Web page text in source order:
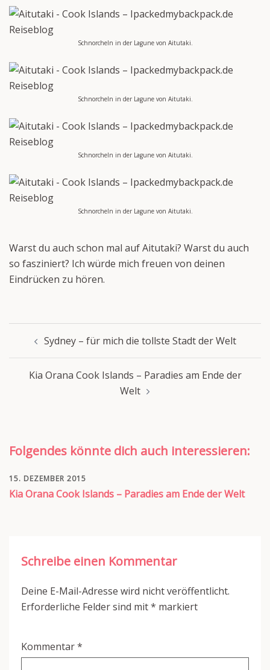
Schnorcheln in der Lagune von Aitutaki.
Schnorcheln in der Lagune von Aitutaki.
Schnorcheln in der Lagune von Aitutaki.
Schnorcheln in der Lagune von Aitutaki.
Warst du auch schon mal auf Aitutaki? Warst du auch
so fasziniert? Ich würde mich freuen von deinen
Eindrücken zu hören.
Beitragsnavigation
Sydney – für mich die tollste Stadt der Welt
Kia Orana Cook Islands – Paradies am Ende der
Welt
Folgendes könnte dich auch interessieren:
15. DEZEMBER 2015
Kia Orana Cook Islands – Paradies am Ende der Welt
Schreibe einen Kommentar
Deine E-Mail-Adresse wird nicht veröffentlicht.
Erforderliche Felder sind mit* markiert
Kommentar*